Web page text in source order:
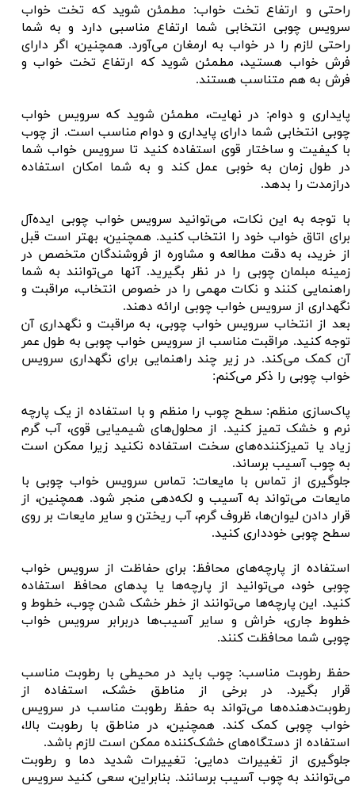
راحتی و ارتفاع تخت خواب: مطمئن شوید که تخت خواب
سرویس چوبی انتخابی شما ارتفاع مناسبی دارد و به شما
راحتی لازم را در خواب به ارمغان می‌آورد. همچنین، اگر دارای
فرش خواب هستید، مطمئن شوید که ارتفاع تخت خواب و
فرش به هم متناسب هستند.
پایداری و دوام: در نهایت، مطمئن شوید که سرویس خواب
چوبی انتخابی شما دارای پایداری و دوام مناسب است. از چوب
با کیفیت و ساختار قوی استفاده کنید تا سرویس خواب شما
در طول زمان به خوبی عمل کند و به شما امکان استفاده
درازمدت را بدهد.
با توجه به این نکات، می‌توانید سرویس خواب چوبی ایده‌آل
برای اتاق خواب خود را انتخاب کنید. همچنین، بهتر است قبل
از خرید، به دقت مطالعه و مشاوره از فروشندگان متخصص در
زمینه مبلمان چوبی را در نظر بگیرید. آنها می‌توانند به شما
راهنمایی کنند و نکات مهمی را در خصوص انتخاب، مراقبت و
نگهداری از سرویس خواب چوبی ارائه دهند.
بعد از انتخاب سرویس خواب چوبی، به مراقبت و نگهداری آن
توجه کنید. مراقبت مناسب از سرویس خواب چوبی به طول عمر
آن کمک می‌کند. در زیر چند راهنمایی برای نگهداری سرویس
خواب چوبی را ذکر می‌کنم:
پاک‌سازی منظم: سطح چوب را منظم و با استفاده از یک پارچه
نرم و خشک تمیز کنید. از محلول‌های شیمیایی قوی، آب گرم
زیاد یا تمیزکننده‌های سخت استفاده نکنید زیرا ممکن است
به چوب آسیب برساند.
جلوگیری از تماس با مایعات: تماس سرویس خواب چوبی با
مایعات می‌تواند به آسیب و لکه‌دهی منجر شود. همچنین، از
قرار دادن لیوان‌ها، ظروف گرم، آب ریختن و سایر مایعات بر روی
سطح چوبی خودداری کنید.
استفاده از پارچه‌های محافظ: برای حفاظت از سرویس خواب
چوبی خود، می‌توانید از پارچه‌ها یا پد‌های محافظ استفاده
کنید. این پارچه‌ها می‌توانند از خطر خشک شدن چوب، خطوط و
خطوط جاری، خراش و سایر آسیب‌ها دربرابر سرویس خواب
چوبی شما محافظت کنند.
حفظ رطوبت مناسب: چوب باید در محیطی با رطوبت مناسب
قرار بگیرد. در برخی از مناطق خشک، استفاده از
رطوبت‌دهنده‌ها می‌تواند به حفظ رطوبت مناسب در سرویس
خواب چوبی کمک کند. همچنین، در مناطق با رطوبت بالا،
استفاده از دستگاه‌های خشک‌کننده ممکن است لازم باشد.
جلوگیری از تغییرات دمایی: تغییرات شدید دما و رطوبت
می‌توانند به چوب آسیب برسانند. بنابراین، سعی کنید سرویس